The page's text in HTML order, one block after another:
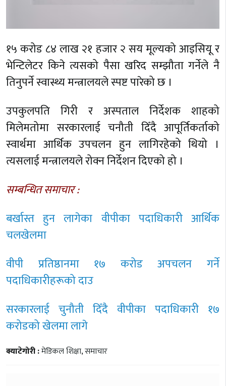
१५ करोड ८४ लाख २१ हजार २ सय मूल्यको आइसियू र
भेन्टिलेटर किने त्यसको पैसा खरिद सम्झौता गर्नेले नै
तिनुपर्ने स्वास्थ्य मन्त्रालयले स्पष्ट पारेको छ ।
उपकुलपति गिरी र अस्पताल निर्देशक शाहको
मिलेमतोमा सरकारलाई चनौती दिँदै आपूर्तिकर्ताको
स्वार्थमा आर्थिक उपचलन हुन लागिरहेको थियो ।
त्यसलाई मन्त्रालयले रोक्न निर्देशन दिएको हो ।
सम्बन्धित समाचार :
बर्खास्त हुन लागेका वीपीका पदाधिकारी आर्थिक
चलखेलमा
वीपी प्रतिष्ठानमा १७ करोड अपचलन गर्ने
पदाधिकारीहरूको दाउ
सरकारलाई चुनौती दिँदै वीपीका पदाधिकारी १७
करोडको खेलमा लागे
क्याटेगोरी :मेडिकल शिक्षा,समाचार